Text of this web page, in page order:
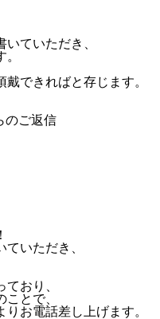
ていただき、
できればと存じます。
のご返信
いただき、
おり、
とで、
お電話差し上げます。